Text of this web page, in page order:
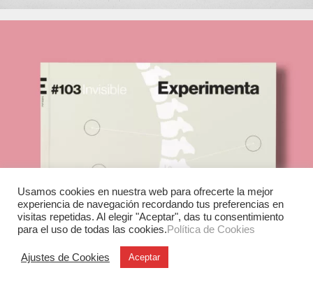
Usamos cookies en nuestra web para ofrecerte la mejor
experiencia de navegación recordando tus preferencias en
visitas repetidas. Al elegir "Aceptar", das tu consentimiento
para el uso de todas las cookies.Política de Cookies
Ajustes de Cookies Aceptar